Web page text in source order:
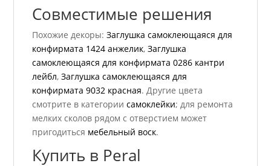
Совместимые решения
Похожие декоры:Заглушка самоклеющаяся для
конфирмата 1424 анжелик,Заглушка
самоклеющаяся для конфирмата 0286 кантри
лейбл,Заглушка самоклеющаяся для
конфирмата 9032 красная. Другие цвета
смотрите в категориисамоклейки; для ремонта
мелких сколов рядом с отверстием может
пригодиться мебельный воск.
Купить в Peral